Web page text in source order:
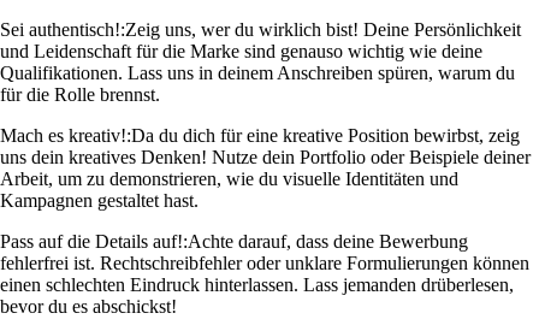
Sei authentisch!:Zeig uns, wer du wirklich bist! Deine Persönlichkeit
und Leidenschaft für die Marke sind genauso wichtig wie deine
Qualifikationen. Lass uns in deinem Anschreiben spüren, warum du
für die Rolle brennst.
Mach es kreativ!:Da du dich für eine kreative Position bewirbst, zeig
uns dein kreatives Denken! Nutze dein Portfolio oder Beispiele deiner
Arbeit, um zu demonstrieren, wie du visuelle Identitäten und
Kampagnen gestaltet hast.
Pass auf die Details auf!:Achte darauf, dass deine Bewerbung
fehlerfrei ist. Rechtschreibfehler oder unklare Formulierungen können
einen schlechten Eindruck hinterlassen. Lass jemanden drüberlesen,
bevor du es abschickst!